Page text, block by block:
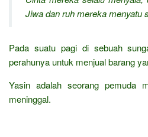
Jiwa dan ruh mereka menyatu
Pada suatu pagi di sebuah
perahunya untuk menjual barang
Yasin adalah seorang pemuda
meninggal.